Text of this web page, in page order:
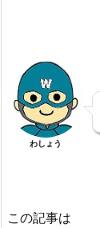
わしょう
この記事は